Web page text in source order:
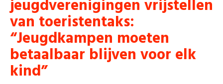
jeugdverenigingen vrijstellen
van toeristentaks:
“Jeugdkampen moeten
betaalbaar blijven voor elk
kind”